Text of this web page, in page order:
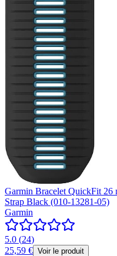
Garmin Bracelet QuickFit
Strap Black (010-13281-05)
Garmin
5.0 (24)
25,59 € Voir le produit